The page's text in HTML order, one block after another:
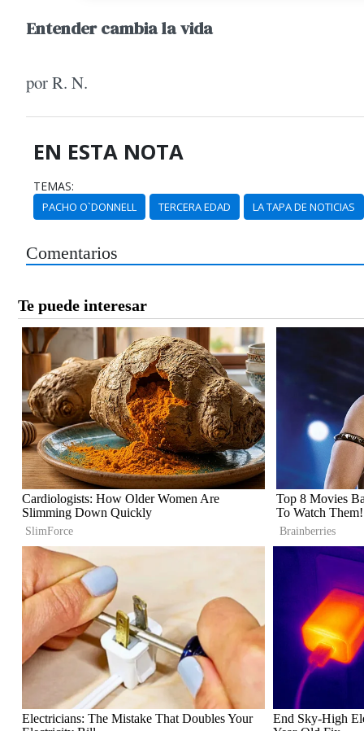
Entender cambia la vida
por R. N.
EN ESTA NOTA
TEMAS:
PACHO O`DONNELL TERCERA EDAD LA TAPA DE NOTICIAS
Comentarios